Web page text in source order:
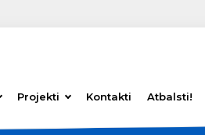
Projekti Kontakti Atbalsti!